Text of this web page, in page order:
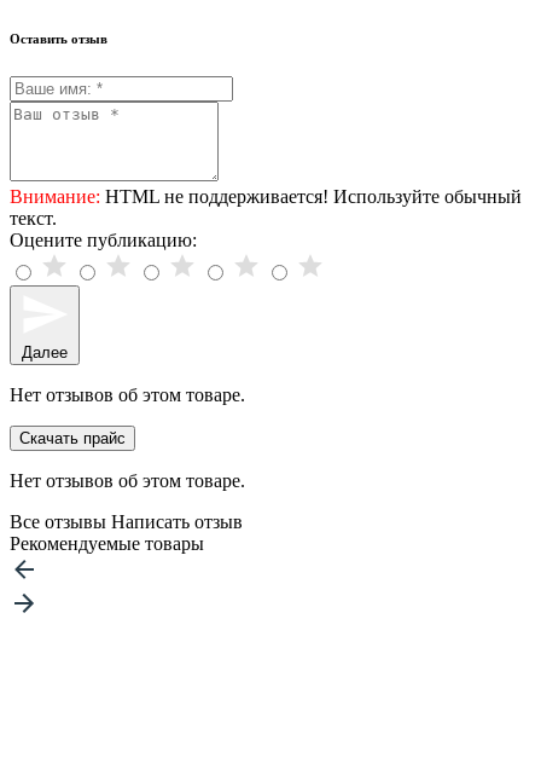
Оставить отзыв
Внимание: HTML не поддерживается! Используйте обычный
текст.
Оцените публикацию:
Далее
Нет отзывов об этом товаре.
Скачать прайс
Нет отзывов об этом товаре.
Все отзывы Написать отзыв
Рекомендуемые товары